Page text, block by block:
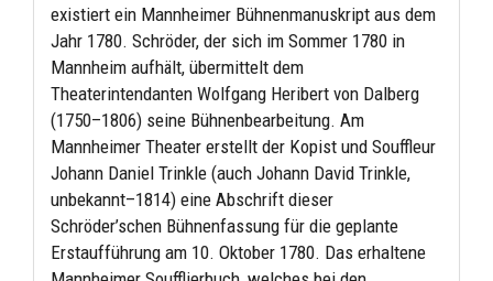
existiert ein Mannheimer Bühnenmanuskript aus dem
Jahr 1780. Schröder, der sich im Sommer 1780 in
Mannheim aufhält, übermittelt dem
Theaterintendanten Wolfgang Heribert von Dalberg
(1750–1806) seine Bühnenbearbeitung. Am
Mannheimer Theater erstellt der Kopist und Souffleur
Johann Daniel Trinkle (auch Johann David Trinkle,
unbekannt–1814) eine Abschrift dieser
Schröder’schen Bühnenfassung für die geplante
Erstaufführung am 10. Oktober 1780. Das erhaltene